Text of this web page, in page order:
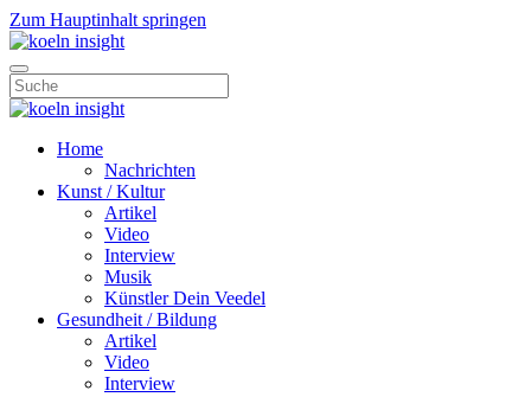
Zum Hauptinhalt springen
Home
Nachrichten
Kunst / Kultur
Artikel
Video
Interview
Musik
Künstler Dein Veedel
Gesundheit / Bildung
Artikel
Video
Interview